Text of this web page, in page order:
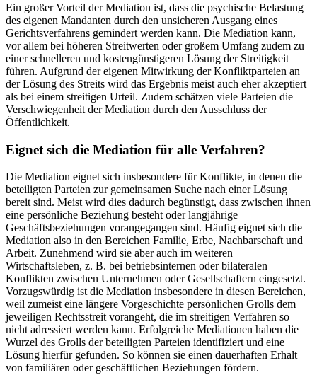
Ein großer Vorteil der Mediation ist, dass die psychische Belastung
des eigenen Mandanten durch den unsicheren Ausgang eines
Gerichtsverfahrens gemindert werden kann. Die Mediation kann,
vor allem bei höheren Streitwerten oder großem Umfang zudem zu
einer schnelleren und kostengünstigeren Lösung der Streitigkeit
führen. Aufgrund der eigenen Mitwirkung der Konfliktparteien an
der Lösung des Streits wird das Ergebnis meist auch eher akzeptiert
als bei einem streitigen Urteil. Zudem schätzen viele Parteien die
Verschwiegenheit der Mediation durch den Ausschluss der
Öffentlichkeit.
Eignet sich die Mediation für alle Verfahren?
Die Mediation eignet sich insbesondere für Konflikte, in denen die
beteiligten Parteien zur gemeinsamen Suche nach einer Lösung
bereit sind. Meist wird dies dadurch begünstigt, dass zwischen ihnen
eine persönliche Beziehung besteht oder langjährige
Geschäftsbeziehungen vorangegangen sind. Häufig eignet sich die
Mediation also in den Bereichen Familie, Erbe, Nachbarschaft und
Arbeit. Zunehmend wird sie aber auch im weiteren
Wirtschaftsleben, z. B. bei betriebsinternen oder bilateralen
Konflikten zwischen Unternehmen oder Gesellschaftern eingesetzt.
Vorzugswürdig ist die Mediation insbesondere in diesen Bereichen,
weil zumeist eine längere Vorgeschichte persönlichen Grolls dem
jeweiligen Rechtsstreit vorangeht, die im streitigen Verfahren so
nicht adressiert werden kann. Erfolgreiche Mediationen haben die
Wurzel des Grolls der beteiligten Parteien identifiziert und eine
Lösung hierfür gefunden. So können sie einen dauerhaften Erhalt
von familiären oder geschäftlichen Beziehungen fördern.